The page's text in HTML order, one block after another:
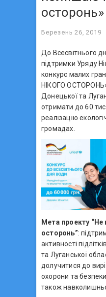
осторонь»
Березень 26, 2019
До Всесвітнього
підтримки Уряду
конкурс малих
НІКОГО
Донецької та
отримати до 60
реалізацію
громадах.
Мета проекту
осторонь”:
активності
та Луганської
долучитися до
охорони та
також